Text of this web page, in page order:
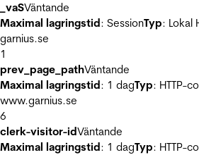
_vaSVäntande
Maximal lagringstid: SessionTyp: Lokal
garnius.se
1
prev_page_pathVäntande
Maximal lagringstid: 1 dagTyp: HTTP-
www.garnius.se
6
clerk-visitor-idVäntande
Maximal lagringstid: 1 dagTyp: HTTP-